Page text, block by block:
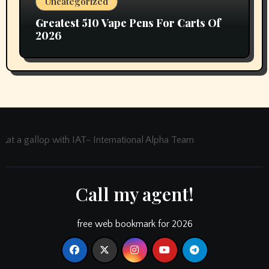
Greatest 510 Vape Pens For Carts Of
2026
at a gallop with IAT- International Alpha Team
Call my agent!
free web bookmark for 2026